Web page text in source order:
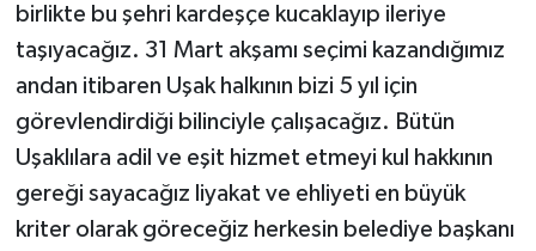
birlikte bu şehri kardeşçe kucaklayıp ileriye
taşıyacağız. 31 Mart akşamı seçimi kazandığımız
andan itibaren Uşak halkının bizi 5 yıl için
görevlendirdiği bilinciyle çalışacağız. Bütün
Uşaklılara adil ve eşit hizmet etmeyi kul hakkının
gereği sayacağız liyakat ve ehliyeti en büyük
kriter olarak göreceğiz herkesin belediye başkanı